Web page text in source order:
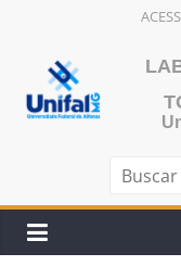
conteúdo